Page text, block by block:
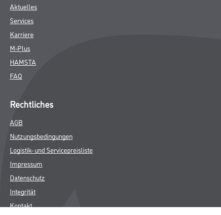
Aktuelles
Services
Karriere
M-Plus
HAMSTA
FAQ
Rechtliches
AGB
Nutzungsbedingungen
Logistik- und Servicepreisliste
Impressum
Datenschutz
Integrität
Kontakt